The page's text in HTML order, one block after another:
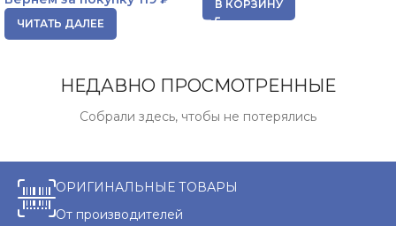
ЧИТАТЬ ДАЛЕЕ
В КОРЗИНУ
НЕДАВНО ПРОСМОТРЕННЫЕ
Собрали здесь, чтобы не потерялись
ОРИГИНАЛЬНЫЕ ТОВАРЫ
От производителей